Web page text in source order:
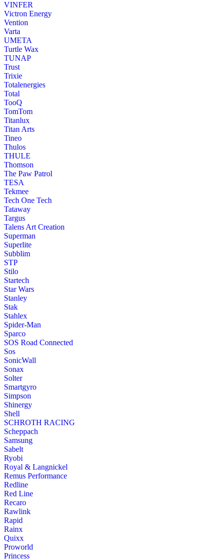
VINFER
Victron Energy
Vention
Varta
UMETA
Turtle Wax
TUNAP
Trust
Trixie
Totalenergies
Total
TooQ
TomTom
Titanlux
Titan Arts
Tineo
Thulos
THULE
Thomson
The Paw Patrol
TESA
Tekmee
Tech One Tech
Tataway
Targus
Talens Art Creation
Superman
Superlite
Subblim
STP
Stilo
Startech
Star Wars
Stanley
Stak
Stahlex
Spider-Man
Sparco
SOS Road Connected
Sos
SonicWall
Sonax
Solter
Smartgyro
Simpson
Shinergy
Shell
SCHROTH RACING
Scheppach
Samsung
Sabelt
Ryobi
Royal & Langnickel
Remus Performance
Redline
Red Line
Recaro
Rawlink
Rapid
Rainx
Quixx
Proworld
Princess